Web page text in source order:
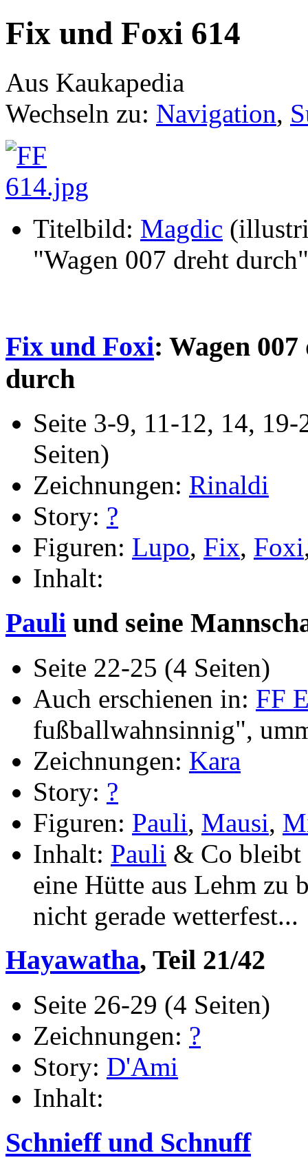
Fix und Foxi 614
Aus Kaukapedia
Wechseln zu: Navigation,
Titelbild: Magdic
"Wagen 007 dreht
Fix und Foxi: Wagen
durch
Seite 3-9, 11-12, 14, 19-
Seiten)
Zeichnungen: Rinaldi
Story: ?
Figuren: Lupo, Fix, Foxi
Inhalt:
Pauli und seine
Seite 22-25 (4 Seiten)
Auch erschienen in: FF
fußballwahnsinnig",
Zeichnungen: Kara
Story: ?
Figuren: Pauli, Mausi,
Inhalt: Pauli & Co bleibt
eine Hütte aus Lehm zu
nicht gerade wetterfest...
Hayawatha, Teil 21/42
Seite 26-29 (4 Seiten)
Zeichnungen: ?
Story: D'Ami
Inhalt:
Schnieff und Schnuff